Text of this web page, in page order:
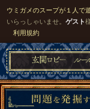
ウミガメのスープが１人で
いらっしゃいませ。ゲスト
利用規約